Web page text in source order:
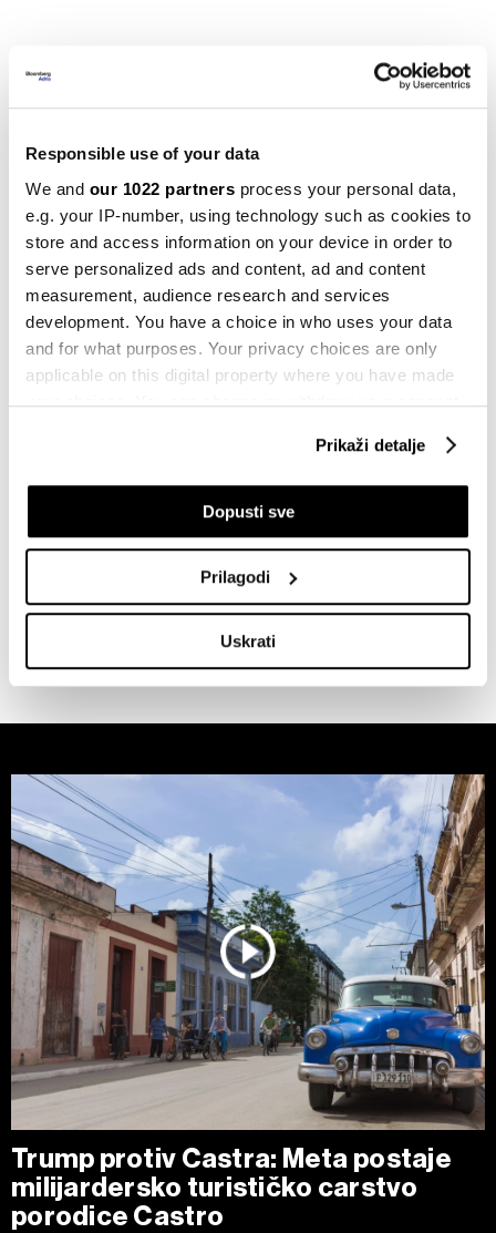
Responsible use of your data
We and our 1022 partners process your personal data,
e.g. your IP-number, using technology such as cookies to
store and access information on your device in order to
serve personalized ads and content, ad and content
measurement, audience research and services
development. You have a choice in who uses your data
and for what purposes. Your privacy choices are only
applicable on this digital property where you have made
your choices. You can change or withdraw your consent
If you allow, we would also like to:
Collect information about your geographical
Identify your device by actively scanning it for
specific characteristics (fingerprinting)
Find out more about how your personal data is processed
d.o.o. i
Partneri
. Više o podacima koje obrađujemo kao i
o vašim pravima pročitajte u našoj
Politici privatnosti, a
o kolačićima i drugim sličnim tehnologijama u Politici
kolačića. Kolačiće u bilo kojem trenutku možete ponovno
ažurirati klikom na „Prikaži detalje“. Privolu možete u bilo
kojem trenutku povući bez negativnih posljedica.
Prikaži detalje
Dopusti sve
Prilagodi
Uskrati
Globalne dionice nadomak rekorda,
slabiji podaci iz SAD-a smanjili strah od
prije 59 minuta
Michael Burry ponovo upozorava na
američke dionice. Ali nešto
zanemaruje
prije 1 sat
Pregled berzi: Fed na raskrsnici, akcije
na rekordima, zlato ponovo jača
prije 3 sata
Od nestašice dizela do utrke za bakar-
Trump protiv Castra: Meta postaje
milijardersko turističko carstvo
porodice Castro